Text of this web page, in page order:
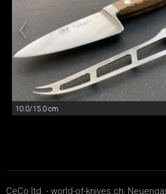
10.0/15.0 cm
CeCo ltd. - world-of-knives.ch,